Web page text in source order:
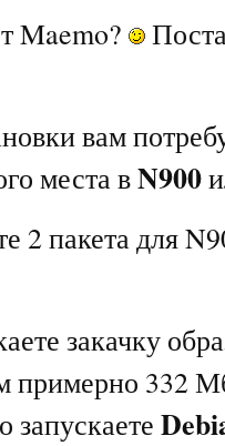
Maemo?
вам
места вN900
2 пакета для
закачку
примерно 332
запускаете